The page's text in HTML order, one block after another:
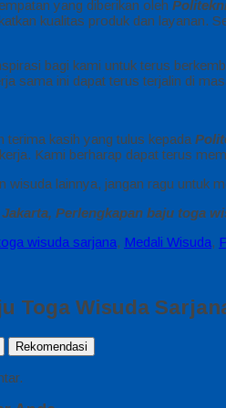
yang diberikan oleh
kualitas produk dan layanan.
bagi kami untuk terus
sama ini dapat terus terjalin di
terima kasih yang tulus kepada
Kami berharap dapat terus
wisuda lainnya, jangan ragu untuk
Perlengkapan baju toga
wisuda sarjana, Medali Wisuda,
Toga Wisuda
Rekomendasi